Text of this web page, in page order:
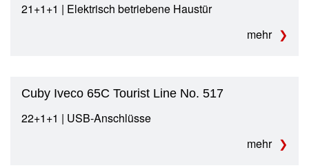
21+1+1 | Elektrisch betriebene Haustür
mehr
Cuby Iveco 65C Tourist Line No. 517
22+1+1 | USB-Anschlüsse
mehr